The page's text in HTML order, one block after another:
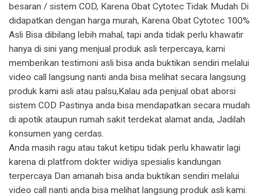
besaran / sistem COD, Karena Obat Cytotec Tidak Mudah Di
didapatkan dengan harga murah, Karena Obat Cytotec 100%
Asli Bisa dibilang lebih mahal, tapi anda tidak perlu khawatir
hanya di sini yang menjual produk asli terpercaya, kami
memberikan testimoni asli bisa anda buktikan sendiri melalui
video call langsung nanti anda bisa melihat secara langsung
produk kami asli atau palsu,Kalau ada penjual obat aborsi
sistem COD Pastinya anda bisa mendapatkan secara mudah
di apotik ataupun rumah sakit terdekat alamat anda, Jadilah
konsumen yang cerdas.
Anda masih ragu atau takut ketipu tidak perlu khawatir lagi
karena di platfrom dokter widiya spesialis kandungan
terpercaya Dan amanah bisa anda buktikan sendiri melalui
video call nanti anda bisa melihat langsung produk asli kami.